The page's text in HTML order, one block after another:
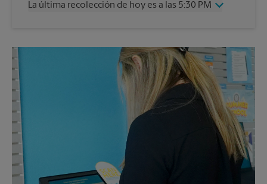
Viernes
4:30 PM
Lunes
4:30 PM
4:30 PM
La última recolección de hoy es a las 5:30 PM
5:30 PM
Sin Recolección
Sin Recolección
5:30 PM